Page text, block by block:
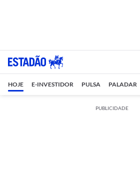
HOJE E-INVESTIDOR PULSA PALADAR
PUBLICIDADE